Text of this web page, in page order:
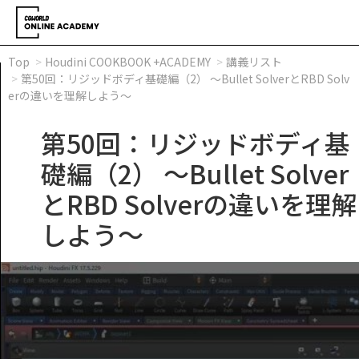
Top Houdini COOKBOOK +ACADEMY
講義リスト
第50回：リジッドボディ基礎編（2） ～Bullet SolverとRBD Solv
erの違いを理解しよう～
第50回：リジッドボディ基
礎編（2） ～Bullet Solver
とRBD Solverの違いを理解
しよう～